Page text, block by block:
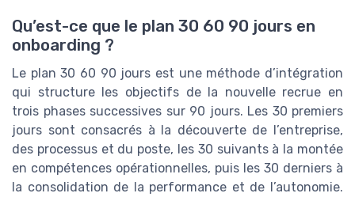
Qu’est-ce que le plan 30 60 90 jours en
onboarding ?
Le plan 30 60 90 jours est une méthode d’intégration
qui structure les objectifs de la nouvelle recrue en
trois phases successives sur 90 jours. Les 30 premiers
jours sont consacrés à la découverte de l’entreprise,
des processus et du poste, les 30 suivants à la montée
en compétences opérationnelles, puis les 30 derniers à
la consolidation de la performance et de l’autonomie.